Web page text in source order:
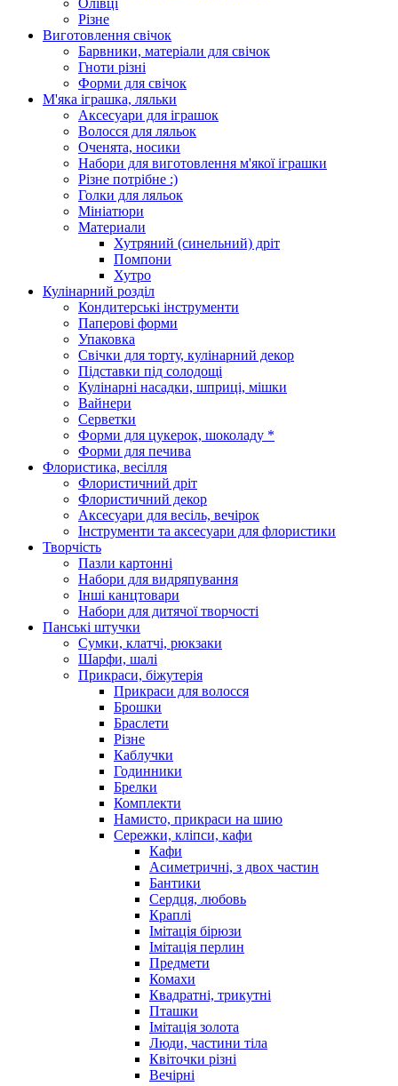
Різне
Виготовлення свічок
Барвники, матеріали для свічок
Гноти різні
Форми для свічок
М'яка іграшка, ляльки
Аксесуари для іграшок
Волосся для ляльок
Оченята, носики
Набори для виготовлення м'якої іграшки
Різне потрібне :)
Голки для ляльок
Мініатюри
Материали
Хутряний (синельний) дріт
Помпони
Хутро
Кулінарний розділ
Кондитерські інструменти
Паперові форми
Упаковка
Свічки для торту, кулінарний декор
Підставки під солодощі
Кулінарні насадки, шприці, мішки
Вайнери
Серветки
Форми для цукерок, шоколаду *
Форми для печива
Флористика, весілля
Флористичний дріт
Флористичний декор
Аксесуари для весіль, вечірок
Інструменти та аксесуари для флористики
Творчість
Пазли картонні
Набори для видряпування
Інші канцтовари
Набори для дитячої творчості
Панські штучки
Сумки, клатчі, рюкзаки
Шарфи, шалі
Прикраси, біжутерія
Прикраси для волосся
Брошки
Браслети
Різне
Каблучки
Годинники
Брелки
Комплекти
Намисто, прикраси на шию
Сережки, кліпси, кафи
Кафи
Асиметричні, з двох частин
Бантики
Сердця, любовь
Краплі
Імітація бірюзи
Імітація перлин
Предмети
Комахи
Квадратні, трикутні
Пташки
Імітація золота
Люди, частини тіла
Квіточки різні
Вечірні